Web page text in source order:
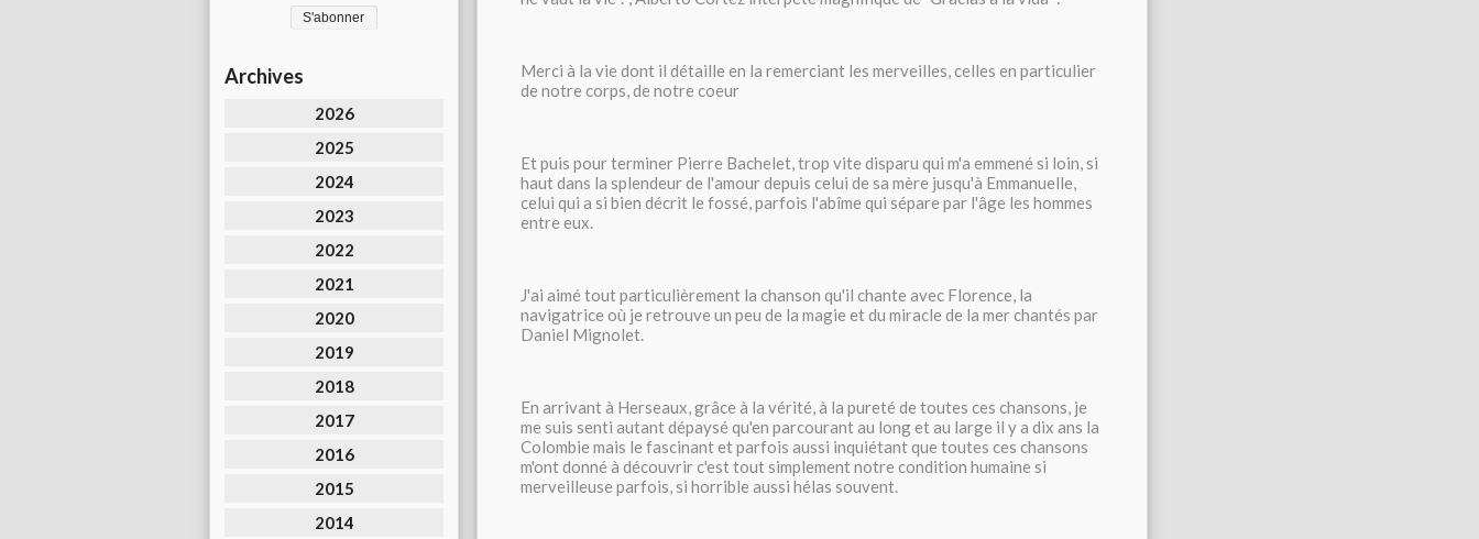
Archives
2026
2025
2024
2023
2022
2021
2020
2019
2018
2017
2016
2015
2014
Merci à la vie dont il détaille en la remerciant les merveilles, celles en particulier
de notre corps, de notre coeur
Et puis pour terminer Pierre Bachelet, trop vite disparu qui m'a emmené si loin, si
haut dans la splendeur de l'amour depuis celui de sa mère jusqu'à Emmanuelle,
celui qui a si bien décrit le fossé, parfois l'abîme qui sépare par l'âge les hommes
entre eux.
J'ai aimé tout particulièrement la chanson qu'il chante avec Florence, la
navigatrice où je retrouve un peu de la magie et du miracle de la mer chantés par
Daniel Mignolet.
En arrivant à Herseaux, grâce à la vérité, à la pureté de toutes ces chansons, je
me suis senti autant dépaysé qu'en parcourant au long et au large il y a dix ans la
Colombie mais le fascinant et parfois aussi inquiétant que toutes ces chansons
m'ont donné à découvrir c'est tout simplement notre condition humaine si
merveilleuse parfois, si horrible aussi hélas souvent.